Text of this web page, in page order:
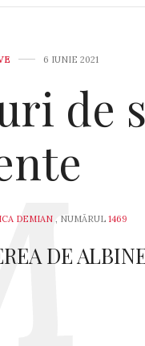
6 IUNIE 2021
de
DEMIAN , NUMĂRUL 1469
DE